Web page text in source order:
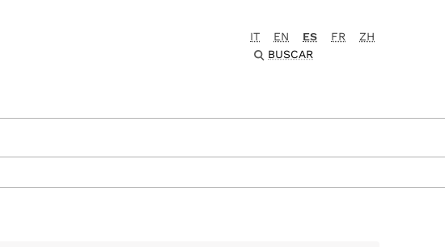
IT EN ES FR
ZH
BUSCAR